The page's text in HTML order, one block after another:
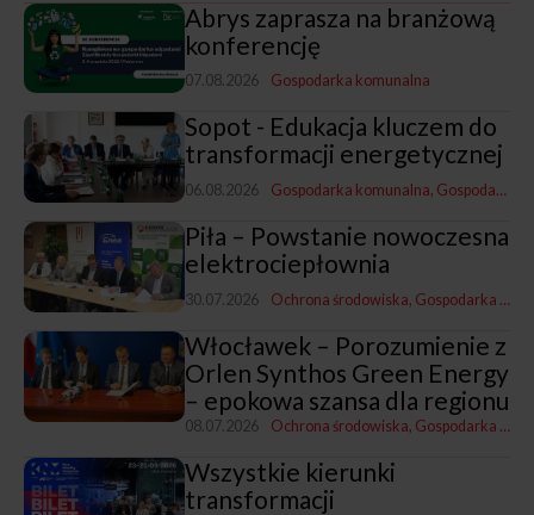
Abrys zaprasza na branżową
konferencję
07.08.2026 Gospodarka komunalna
Sopot - Edukacja kluczem do
transformacji energetycznej
06.08.2026 Gospodarka komunalna Gospodarka i promocja
Piła – Powstanie nowoczesna
elektrociepłownia
30.07.2026 Ochrona środowiska Gospodarka komunalna
Włocławek – Porozumienie z
Orlen Synthos Green Energy
– epokowa szansa dla regionu
08.07.2026 Ochrona środowiska Gospodarka komunalna
Wszystkie kierunki
transformacji